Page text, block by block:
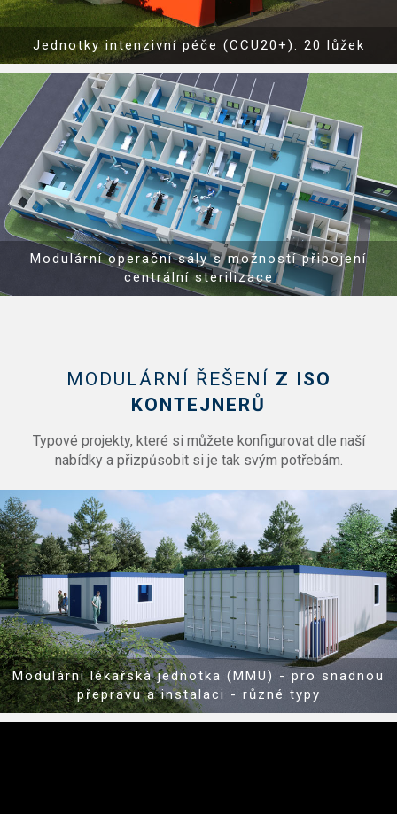
Jednotky intenzivní péče (CCU20+): 20 lůžek
Modulární operační sály s možností připojení
centrální sterilizace
Show PDF
MODULÁRNÍ ŘEŠENÍ Z ISO
KONTEJNERŮ
Typové projekty, které si můžete konfigurovat dle naší
nabídky a přizpůsobit si je tak svým potřebám.
Modulární lékařská jednotka (MMU) - pro snadnou
přepravu a instalaci - různé typy
Show PDF